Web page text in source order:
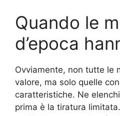
Quando le
d’epoca
Ovviamente, non tutte le
valore, ma solo quelle
caratteristiche. Ne
prima è la tiratura